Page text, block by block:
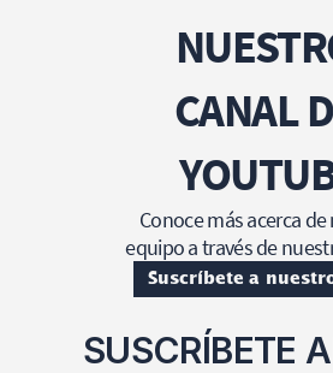
CANAL
Conoce más acerca
equipo a través de
Suscríbete a
SUSCRÍBETE